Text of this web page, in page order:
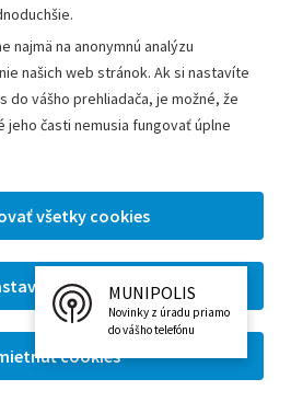
najmä na anonymnú analýzu
našich web stránok. Ak si nastavíte
do vášho prehliadača, je možné, že
jeho časti nemusia fungovať úplne
MUNIPOLIS
Novinky z úradu priamo
do vášho telefónu